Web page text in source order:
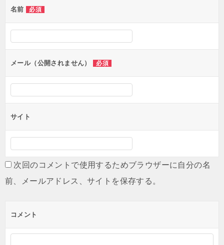
名前 必須
メール（公開されません） 必須
サイト
次回のコメントで使用するためブラウザーに自分の名
前、メールアドレス、サイトを保存する。
コメント